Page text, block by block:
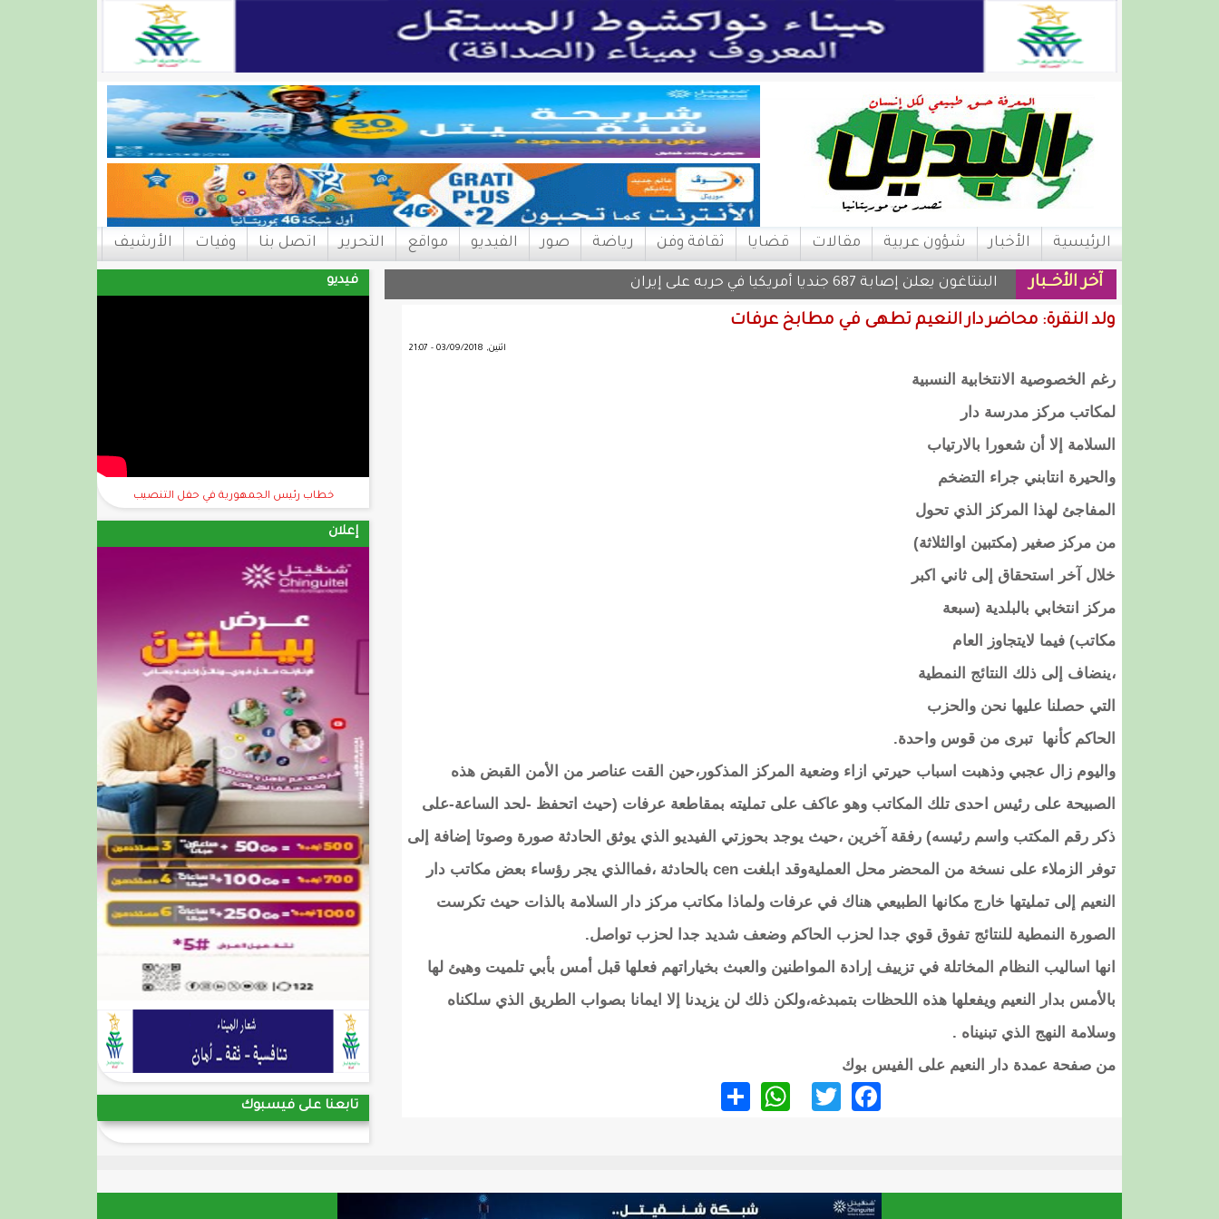
الرئيسية الأخبار شؤون عربية مقالات قضايا ثقافة وفن رياضة صور الفيديو مواقع التحرير اتصل بنا وفيات الأرشيف
فيديو
خطاب رئيس الجمهورية في حفل التنصيب
إعلان
تابعنا على فيسبوك
آخر الأخــبار البنتاغون يعلن إصابة 687 جنديا أمريكيا في حربه على إيران
ولد النقرة: محاضر دار النعيم تطهى في مطابخ عرفات
اثنين, 03/09/2018 - 21:07
رغم الخصوصية الانتخابية النسبية
لمكاتب مركز مدرسة دار
السلامة إلا أن شعورا بالارتياب
والحيرة انتابني جراء التضخم
المفاجئ لهذا المركز الذي تحول
من مركز صغير (مكتبين اوالثلاثة)
خلال آخر استحقاق إلى ثاني اكبر
مركز انتخابي بالبلدية (سبعة
مكاتب) فيما لايتجاوز العام
،ينضاف إلى ذلك النتائج النمطية
التي حصلنا عليها نحن والحزب
الحاكم كأنها تبرى من قوس واحدة.
واليوم زال عجبي وذهبت اسباب حيرتي ازاء وضعية المركز المذكور،حين القت عناصر من الأمن القبض هذه
الصبيحة على رئيس احدى تلك المكاتب وهو عاكف على تمليته بمقاطعة عرفات (حيث اتحفظ -لحد الساعة-على
ذكر رقم المكتب واسم رئيسه) رفقة آخرين ،حيث يوجد بحوزتي الفيديو الذي يوثق الحادثة صورة وصوتا إضافة إلى
توفر الزملاء على نسخة من المحضر محل العمليةوقد ابلغت cen بالحادثة ،فماالذي يجر رؤساء بعض مكاتب دار
النعيم إلى تمليتها خارج مكانها الطبيعي هناك في عرفات ولماذا مكاتب مركز دار السلامة بالذات حيث تكرست
الصورة النمطية للنتائج تفوق قوي جدا لحزب الحاكم وضعف شديد جدا لحزب تواصل.
انها اساليب النظام المخاتلة في تزييف إرادة المواطنين والعبث بخياراتهم فعلها قبل أمس بأبي تلميت وهيئ لها
بالأمس بدار النعيم ويفعلها هذه اللحظات بتمبدغه،ولكن ذلك لن يزيدنا إلا ايمانا بصواب الطريق الذي سلكناه
وسلامة النهج الذي تبنيناه .
من صفحة عمدة دار النعيم على الفيس بوك
Facebook
Twitter
WhatsApp